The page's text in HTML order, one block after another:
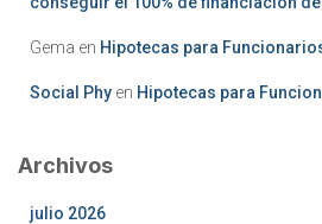
Gema en Hipotecas para
Social Phy en Hipotecas para
Archivos
julio 2026